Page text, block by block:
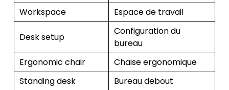
Workspace
Espace de travail
Desk setup
Configuration du
bureau
Ergonomic chair
Chaise ergonomique
Standing desk
Bureau debout